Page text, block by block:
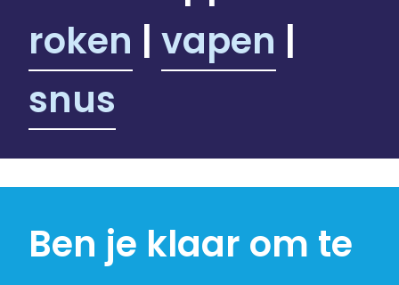
Stoppen met vapen
Coaching in groepsverband
Coaching individueel
Coaching in een andere taal
roken | vapen |
snus
Ben je klaar om te